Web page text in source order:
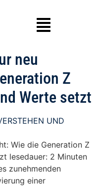
neu
Z
Werte setzt
Wie die Generation Z
lesedauer: 2 Minuten
zunehmenden
einer